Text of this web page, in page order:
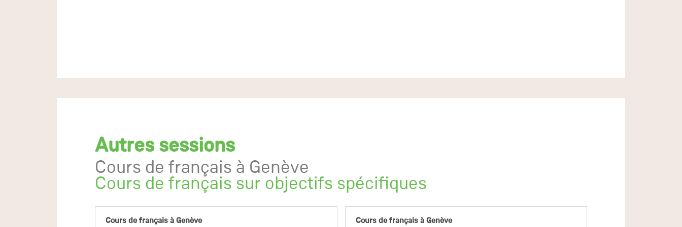
Autres sessions
Cours de français à Genève
Cours de français sur objectifs spécifiques
Cours de français à Genève
Cours de français à Genève